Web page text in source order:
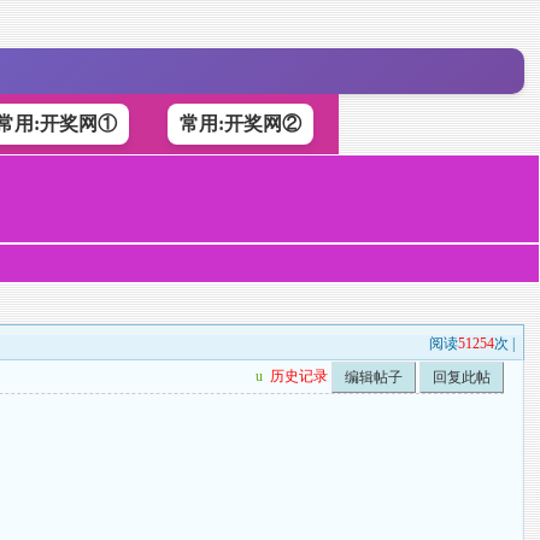
用:开奖网① 常用:开奖网②
阅读51254次 |
u 历史记录 编辑帖子 回复此帖